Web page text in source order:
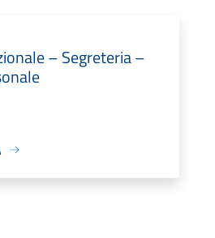
– Segreteria –